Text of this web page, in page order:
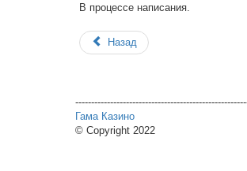
В процессе написания.
Назад
Гама Казино
© Copyright 2022